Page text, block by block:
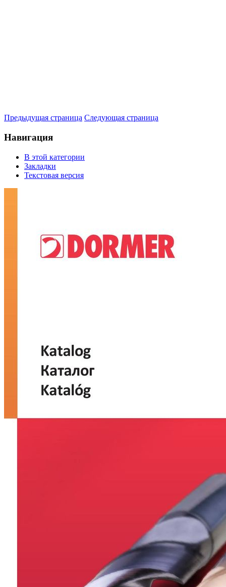
Предыдущая страница Следующая страница
Навигация
В этой категории
Закладки
Текстовая версия